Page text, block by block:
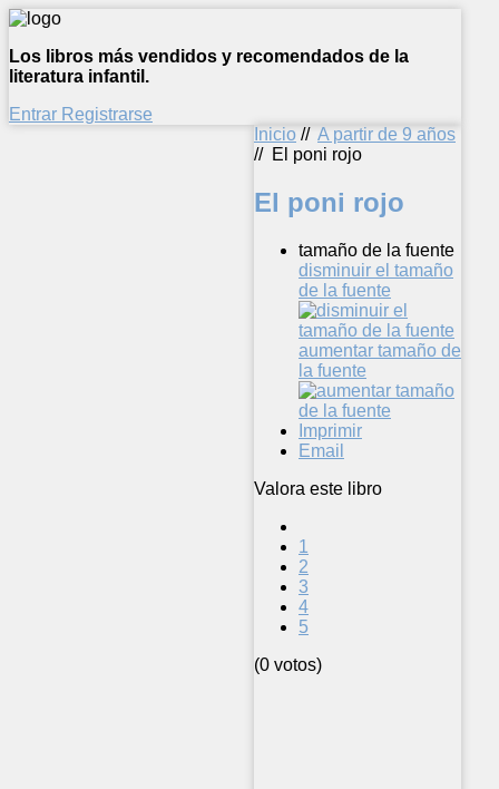
Los libros más vendidos y recomendados de la
literatura infantil.
Entrar Registrarse
Inicio // A partir de 9 años
// El poni rojo
El poni rojo
tamaño de la fuente
disminuir el tamaño
de la fuente
aumentar tamaño de
la fuente
Imprimir
Email
Valora este libro
1
2
3
4
5
(0 votos)